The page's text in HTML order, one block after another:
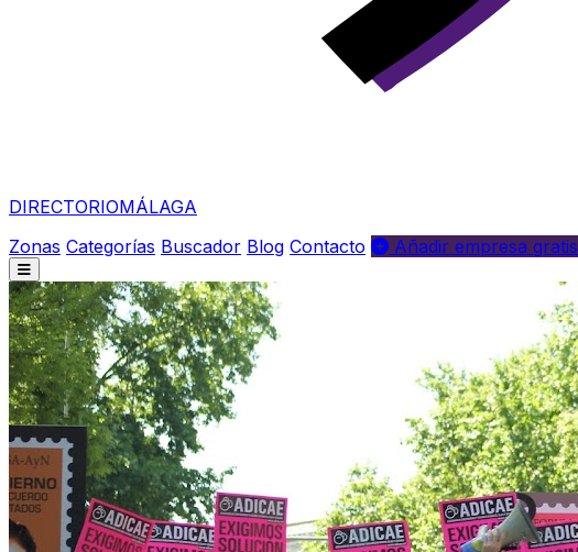
DIRECTORIOMÁLAGA
Zonas Categorías Buscador Blog Contacto Añadir empresa gratis